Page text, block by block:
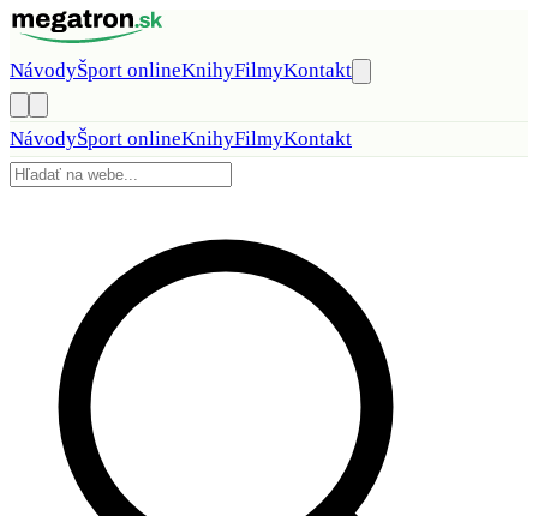
Preskočiť na obsah
NávodyŠport onlineKnihyFilmyKontakt
NávodyŠport onlineKnihyFilmyKontakt